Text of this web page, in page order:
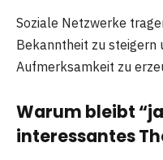
Soziale Netzwerke
Bekanntheit zu steigern
Aufmerksamkeit zu
Warum bleibt
interessantes